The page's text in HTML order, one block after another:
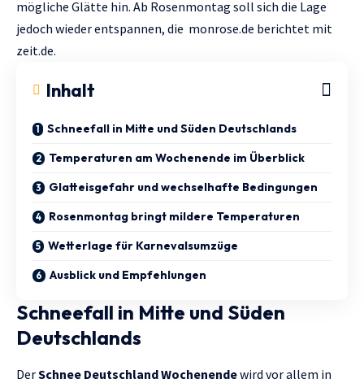
mögliche Glätte hin. Ab Rosenmontag soll sich die Lage
jedoch wieder entspannen, die monrose.de berichtet mit
zeit.de.
Inhalt
Schneefall in Mitte und Süden Deutschlands
Temperaturen am Wochenende im Überblick
Glatteisgefahr und wechselhafte Bedingungen
Rosenmontag bringt mildere Temperaturen
Wetterlage für Karnevalsumzüge
Ausblick und Empfehlungen
Schneefall in Mitte und Süden
Deutschlands
DerSchnee Deutschland Wochenendewird vor allem in